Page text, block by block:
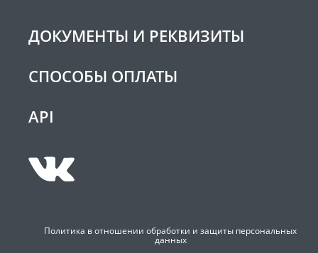
ДОКУМЕНТЫ И РЕКВИЗИТЫ
СПОСОБЫ ОПЛАТЫ
API
Политика в отношении обработки и защиты персональных
данных